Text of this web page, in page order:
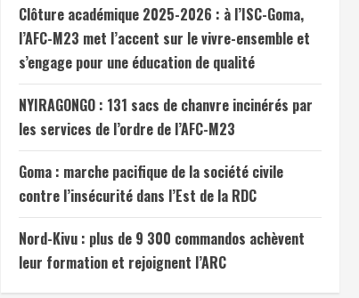
Clôture académique 2025-2026 : à l’ISC-Goma,
l’AFC-M23 met l’accent sur le vivre-ensemble et
s’engage pour une éducation de qualité
NYIRAGONGO : 131 sacs de chanvre incinérés par
les services de l’ordre de l’AFC-M23
Goma : marche pacifique de la société civile
contre l’insécurité dans l’Est de la RDC
Nord-Kivu : plus de 9 300 commandos achèvent
leur formation et rejoignent l’ARC